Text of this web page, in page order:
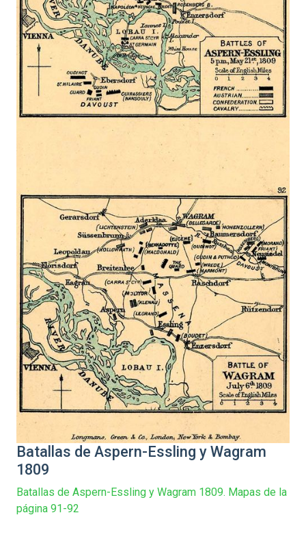
Batallas de Aspern-Essling y Wagram
1809
Batallas de Aspern-Essling y Wagram 1809. Mapas de la
página 91-92